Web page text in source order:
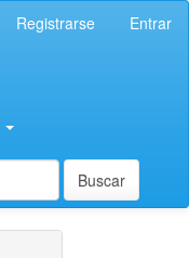
Registrarse Entrar
Buscar